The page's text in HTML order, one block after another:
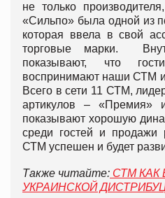
не только
«Сильпо» была одной из
которая ввела в свой
торговые марки.
показывают, что
воспринимают наши СТМ и
Всего в сети 11 СТМ,
артикулов –
показывают хорошую
среди гостей и продажи
СТМ успешен и будет
Также читайте: СТМ КАК
УКРАИНСКОЙ